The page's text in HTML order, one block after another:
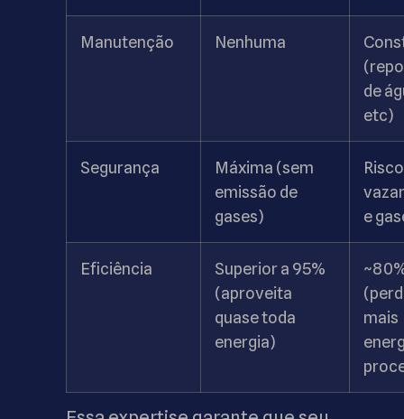
Manutenção Nenhuma
de
etc)
Segurança
Máxima (sem
emissão de
gases)
e
Eficiência
Superior a 95%
(aproveita
quase toda
energia)
mais